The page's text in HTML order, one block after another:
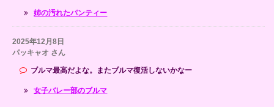
姉の汚れたパンティー
2025年12月8日
パッキャオ さん
ブルマ最高だよな。またブルマ復活しないかなー
女子バレー部のブルマ